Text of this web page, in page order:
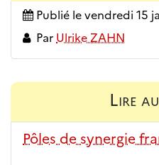
Publié le vendredi 15
Par Ulrike ZAHN
Lire
Pôles de synergie